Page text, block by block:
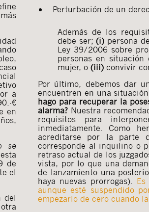
a
€
en
se
de
el
del
Perturbación de un
Además de los
debe ser; (i) persona
Ley 39/2006 sobre
personas en situación
mujer, o (iii) convivir
Por último, debemos dar
encuentren en una
hago para recuperar la
alarma? Nuestra
requisitos para
inmediatamente. Como
acreditarse por la parte
corresponde al inquilino o
retraso actual de los
vista, por lo que una
de lanzamiento una
haya nuevas prorrogas).
aunque esté suspendido
empezarlo de cero cuando